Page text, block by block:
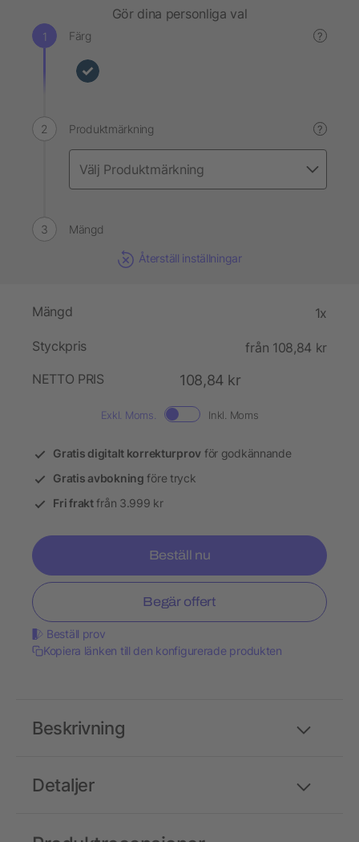
Gör dina personliga val
Färg ?
Produktmärkning ?
Mängd
Återställ inställningar
Mängd 1x
Styckpris
från 108,84 kr
NETTO PRIS
108,84 kr
Exkl. Moms. Inkl. Moms
Gratis digitalt korrekturprov för godkännande
Gratis avbokning före tryck
Fri fraktfrån 3.999 kr
Beställ nu
Begär offert
Beställ prov
Kopiera länken till den konfigurerade produkten
Detaljer
Beskrivning